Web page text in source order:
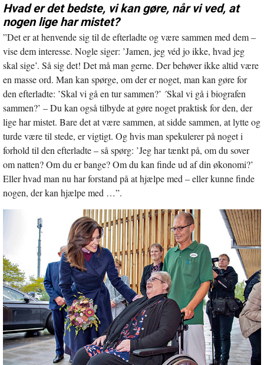
Hvad er det bedste, vi kan gøre, når vi ved, at
nogen lige har mistet?
”Det er at henvende sig til de efterladte og være sammen med dem –
vise dem interesse. Nogle siger: ’Jamen, jeg véd jo ikke, hvad jeg
skal sige’. Så sig det! Det må man gerne. Der behøver ikke altid være
en masse ord. Man kan spørge, om der er noget, man kan gøre for
den efterladte: ’Skal vi gå en tur sammen?’ ´Skal vi gå i biografen
sammen?’ – Du kan også tilbyde at gøre noget praktisk for den, der
lige har mistet. Bare det at være sammen, at sidde sammen, at lytte og
turde være til stede, er vigtigt. Og hvis man spekulerer på noget i
forhold til den efterladte – så spørg: ’Jeg har tænkt på, om du sover
om natten? Om du er bange? Om du kan finde ud af din økonomi?’
Eller hvad man nu har forstand på at hjælpe med – eller kunne finde
nogen, der kan hjælpe med …”.